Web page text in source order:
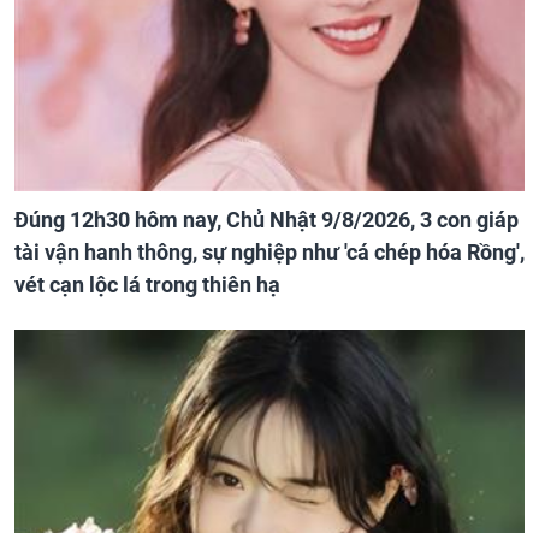
Đúng 12h30 hôm nay, Chủ Nhật 9/8/2026, 3 con giáp
tài vận hanh thông, sự nghiệp như 'cá chép hóa Rồng',
vét cạn lộc lá trong thiên hạ